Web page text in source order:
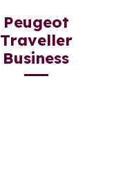
Peugeot
Traveller
Business